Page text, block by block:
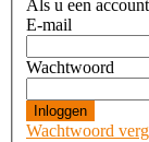
Als u een
E-mail
Wachtwoord
Inloggen
Wachtwoord